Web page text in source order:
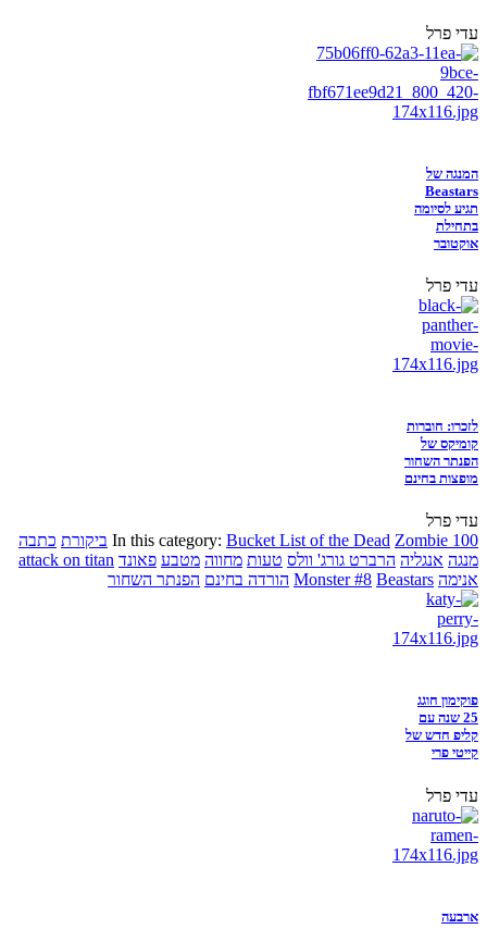
עדי פרל
המנגה של
Beastars
תגיע לסיומה
בתחילת
אוקטובר
עדי פרל
לזכרו: חוברות
קומיקס של
הפנתר השחור
מופצות בחינם
עדי פרל
In this category: Bucket List of the Dead Zombie 100 ביקורת כתבה
מנגה אנגליה הרברט גורג' וולס טעות מחווה מטבע פאונד attack on titan
אנימה
Monster #8 Beastars הורדה בחינם הפנתר השחור
פוקימון חוגג
25 שנה עם
קליפ חדש של
קייטי פרי
עדי פרל
ארבעה